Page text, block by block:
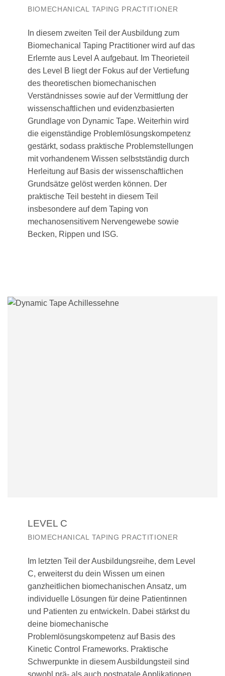
BIOMECHANICAL TAPING PRACTITIONER
In diesem zweiten Teil der Ausbildung zum
Biomechanical Taping Practitioner wird auf das
Erlernte aus Level A aufgebaut. Im Theorieteil
des Level B liegt der Fokus auf der Vertiefung
des theoretischen biomechanischen
Verständnisses sowie auf der Vermittlung der
wissenschaftlichen und evidenzbasierten
Grundlage von Dynamic Tape. Weiterhin wird
die eigenständige Problemlösungskompetenz
gestärkt, sodass praktische Problemstellungen
mit vorhandenem Wissen selbstständig durch
Herleitung auf Basis der wissenschaftlichen
Grundsätze gelöst werden können. Der
praktische Teil besteht in diesem Teil
insbesondere auf dem Taping von
mechanosensitivem Nervengewebe sowie
Becken, Rippen und ISG.
LEVEL C
BIOMECHANICAL TAPING PRACTITIONER
Im letzten Teil der Ausbildungsreihe, dem Level
C, erweiterst du dein Wissen um einen
ganzheitlichen biomechanischen Ansatz, um
individuelle Lösungen für deine Patientinnen
und Patienten zu entwickeln. Dabei stärkst du
deine biomechanische
Problemlösungskompetenz auf Basis des
Kinetic Control Frameworks. Praktische
Schwerpunkte in diesem Ausbildungsteil sind